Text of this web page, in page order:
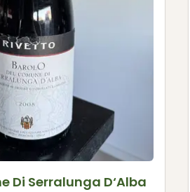
Di Serralunga D‘Alba